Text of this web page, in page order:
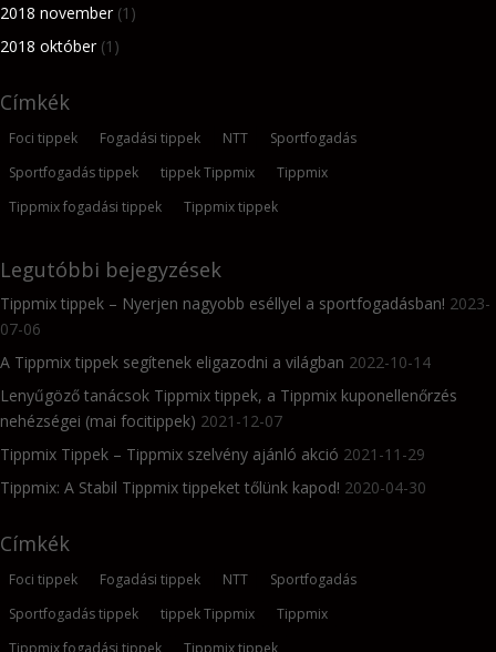
2018 november(1)
2018 október(1)
Címkék
Foci tippek Fogadási tippek NTT
Sportfogadás
Sportfogadás tippek
tippek Tippmix
Tippmix
Tippmix fogadási tippek
Tippmix tippek
Legutóbbi bejegyzések
Tippmix tippek – Nyerjen nagyobb eséllyel a sportfogadásban! 2023-
07-06
A Tippmix tippek segítenek eligazodni a világban 2022-10-14
Lenyűgöző tanácsok Tippmix tippek, a Tippmix kuponellenőrzés
nehézségei (mai focitippek) 2021-12-07
Tippmix Tippek – Tippmix szelvény ajánló akció 2021-11-29
Tippmix: A Stabil Tippmix tippeket tőlünk kapod! 2020-04-30
Címkék
Foci tippek Fogadási tippek NTT
Sportfogadás
Sportfogadás tippek
tippek Tippmix
Tippmix
Tippmix fogadási tippek
Tippmix tippek